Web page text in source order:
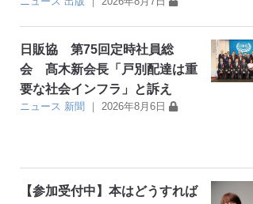
日販協 第75回定時社員総
会 髙木新会長「戸別配達は重
要な社会インフラ」と訴え
ニュース 新聞 ｜ 2026年8月6日
【参加受付中】本はどうすれば